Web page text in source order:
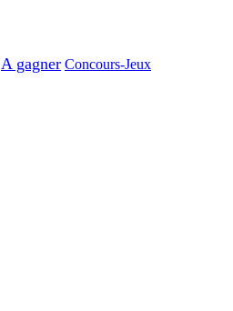
A gagner Concours-Jeux